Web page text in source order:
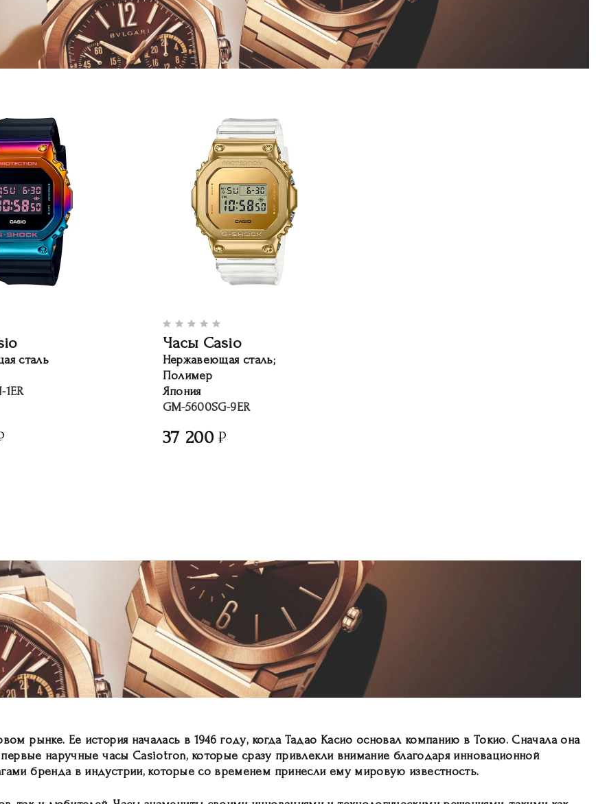
сталь
1ER
Часы Casio
Нержавеющая сталь;
Полимер
Япония
GM-5600SG-9ER
37 200
рынке. Ее история началась в 1946 году, когда Тадао Касио основал компанию в Токио. Сначала она
наручные часы Casiotron, которые сразу привлекли внимание благодаря инновационной
бренда в индустрии, которые со временем принесли ему мировую известность.